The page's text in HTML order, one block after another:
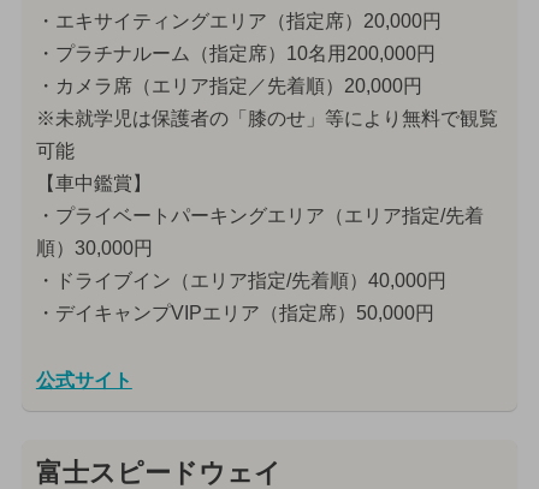
・エキサイティングエリア（指定席）20,000円
・プラチナルーム（指定席）10名用200,000円
・カメラ席（エリア指定／先着順）20,000円
※未就学児は保護者の「膝のせ」等により無料で観覧
可能
【車中鑑賞】
・プライベートパーキングエリア（エリア指定/先着
順）30,000円
・ドライブイン（エリア指定/先着順）40,000円
・デイキャンプVIPエリア（指定席）50,000円
公式サイト
富士スピードウェイ